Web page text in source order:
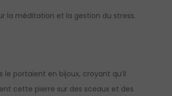
la méditation et la gestion du stress.
le portaient en bijoux, croyant qu’il
cette pierre sur des sceaux et des